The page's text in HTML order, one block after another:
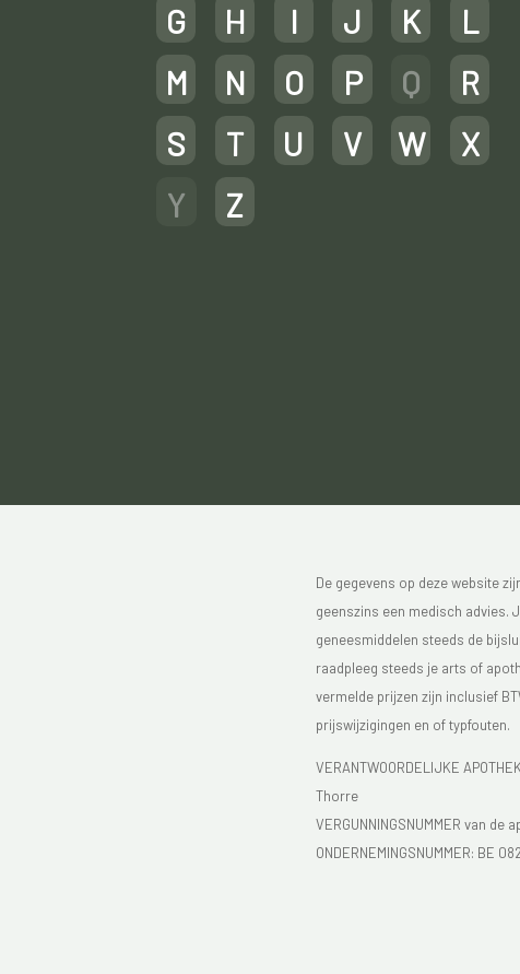
G
H I J K
L
M
N O P Q
R
S
T U V W
X
Y
Z
De gegevens op deze website
geenszins een medisch advies.
geneesmiddelen steeds de
raadpleeg steeds je arts of
vermelde prijzen zijn inclusief
prijswijzigingen en of typfouten.
VERANTWOORDELIJKE
Thorre
VERGUNNINGSNUMMER van de
ONDERNEMINGSNUMMER: BE